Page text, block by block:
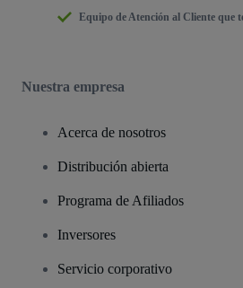
Equipo de Atención al Cliente que
Nuestra empresa
Acerca de nosotros
Distribución abierta
Programa de Afiliados
Inversores
Servicio corporativo